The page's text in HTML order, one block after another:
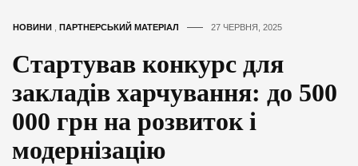
НОВИНИ , ПАРТНЕРСЬКИЙ МАТЕРІАЛ 27 ЧЕРВНЯ, 2025
Стартував конкурс для
закладів харчування: до 500
000 грн на розвиток і
модернізацію